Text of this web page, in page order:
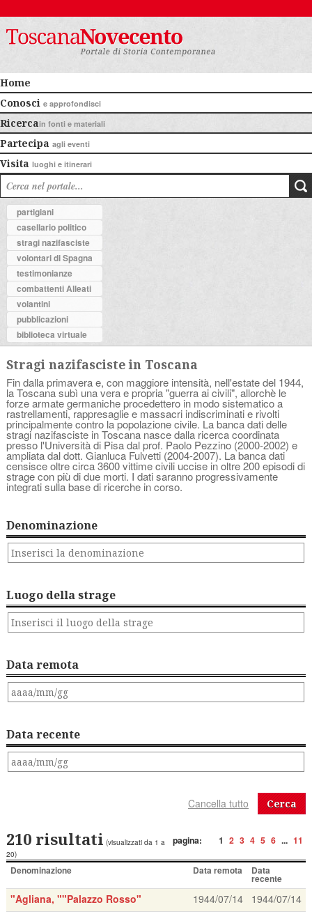
Home
Conosci e approfondisci
Ricercain fonti e materiali
Partecipa agli eventi
Visita luoghi e itinerari
partigiani
casellario politico
stragi nazifasciste
volontari di Spagna
testimonianze
combattenti Alleati
volantini
pubblicazioni
biblioteca virtuale
Stragi nazifasciste in Toscana
Fin dalla primavera e, con maggiore intensità, nell'estate del 1944,
la Toscana subì una vera e propria "guerra ai civili", allorchè le
forze armate germaniche procedettero in modo sistematico a
rastrellamenti, rappresaglie e massacri indiscriminati e rivolti
principalmente contro la popolazione civile. La banca dati delle
stragi nazifasciste in Toscana nasce dalla ricerca coordinata
presso l'Università di Pisa dal prof. Paolo Pezzino (2000-2002) e
ampliata dal dott. Gianluca Fulvetti (2004-2007). La banca dati
censisce oltre circa 3600 vittime civili uccise in oltre 200 episodi di
strage con più di due morti. I dati saranno progressivamente
integrati sulla base di ricerche in corso.
Denominazione
Luogo della strage
Data remota
Data recente
Cerca
pagina: 1 2 3 4 5 6 ... 11
210 risultati (visualizzati da 1 a
20)
Denominazione Data remota Data
recente
"Agliana, ""Palazzo Rosso" 1944/07/14
1944/07/14